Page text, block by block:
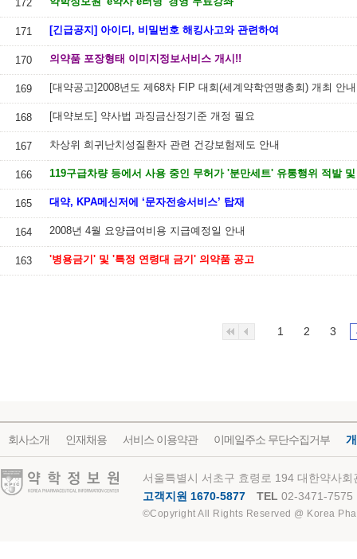
172
171 [긴급공지] 아이디, 비밀번호 해킹사고와 관련하여
170 의약품 포장형태 이미지정보서비스 개시!!
169 [대약공고]2008년도 제68차 FIP 대회(세계약학연맹총회) 개최 안내
168 [대약보도] 약사법 과징금산정기준 개정 필요
167 차상위 희귀난치성질환자 관련 건강보험제도 안내
166
165 대약, KPA메신저에 ‘문자전송서비스’ 탑재
164 2008년 4월 요양급여비용 지급예정일 안내
163 '병용금기' 및 '특정 연령대 금기' 의약품 공고
1 2 3
회사소개 인재채용 서비스 이용약관 이메일주소 무단수집거부
약학정보원
서울특별시 서초구 효령로 194 대한약사
고객지원 1670-5877
TEL 02-3471-7575
©Copyright All Rights Reserved @ Korea